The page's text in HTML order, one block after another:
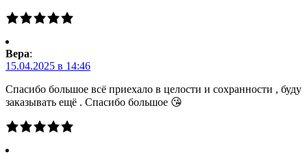
Вера:
15.04.2025 в 14:46
Спасибо большое всё приехало в целости и сохранности , буду
заказывать ещё . Спасибо большое 😘